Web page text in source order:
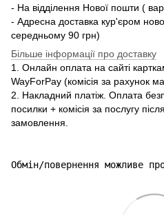
- На відділення Нової пошти (
- Адресна доставка кур'єром
середньому 90 грн)
Більше інформації про доставку
1. Онлайн оплата на сайті
WayForPay (комісія за рахунок
2. Накладний платіж. Оплата
посилки + комісія за послугу
замовлення.
Обмін/повернення можливе